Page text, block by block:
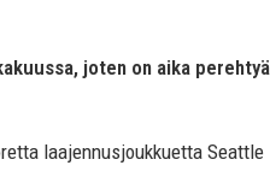
joten on aika perehtyä
laajennusjoukkuetta Seattle